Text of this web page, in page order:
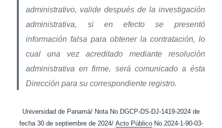
administrativo, valide después de la investigación
administrativa, si en efecto se presentó
información falsa para obtener la contratación, lo
cual una vez acreditado mediante resolución
administrativa en firme, será comunicado a ésta
Dirección para su correspondiente registro.
Universidad de Panamá/ Nota No.DGCP-DS-DJ-1419-2024 de
fecha 30 de septiembre de 2024/ Acto PúblicoNo.2024-1-90-03-